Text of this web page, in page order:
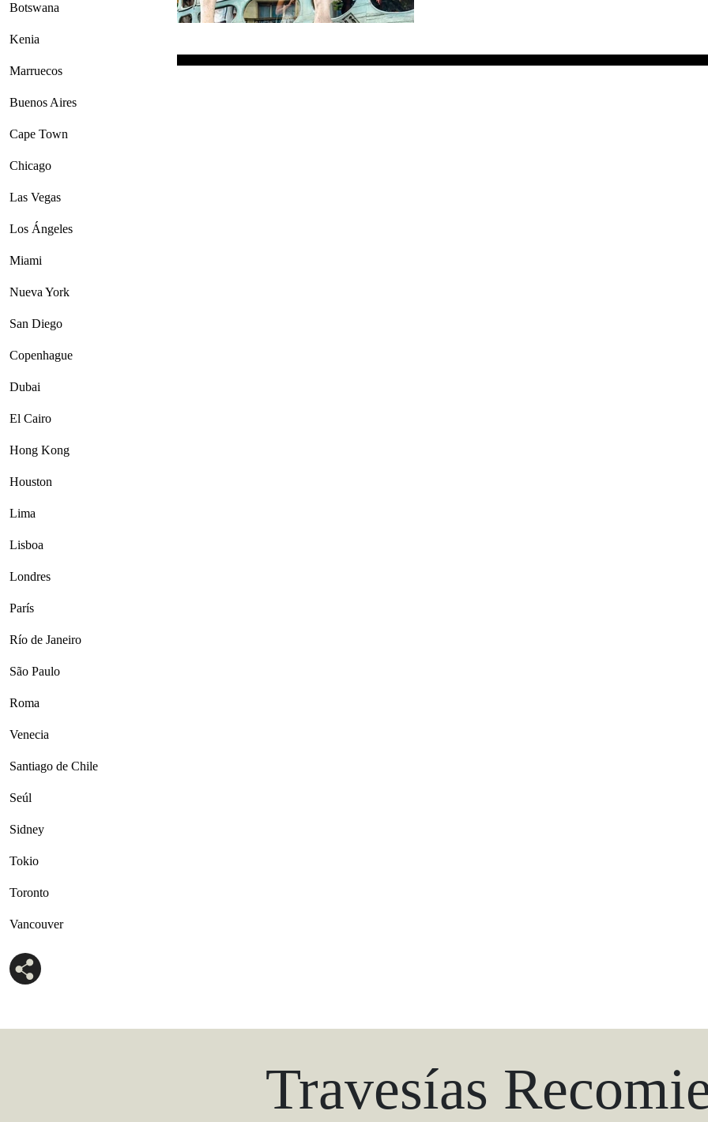
Botswana
Kenia
Marruecos
Buenos Aires
Cape Town
Chicago
Las Vegas
Los Ángeles
Miami
Nueva York
San Diego
Copenhague
Dubai
El Cairo
Hong Kong
Houston
Lima
Lisboa
Londres
París
Río de Janeiro
São Paulo
Roma
Venecia
Santiago de Chile
Seúl
Sidney
Tokio
Toronto
Vancouver
Travesías